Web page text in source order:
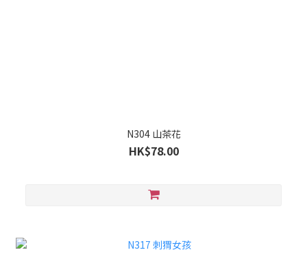
N304 山茶花
HK$78.00